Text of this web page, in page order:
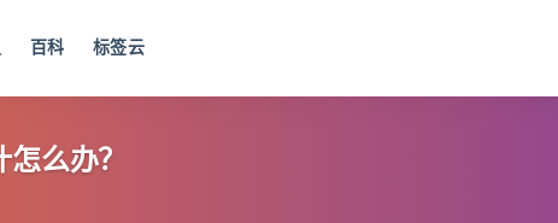
百科 标签云
么办？